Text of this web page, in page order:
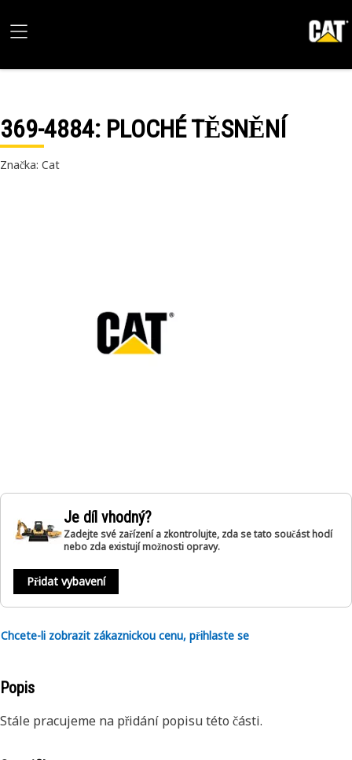
369-4884: PLOCHÉ TĚSNĚNÍ
Značka: Cat
Je díl vhodný?
Zadejte své zařízení a zkontrolujte, zda se tato součást hodí
nebo zda existují možnosti opravy.
Přidat vybavení
Chcete-li zobrazit zákaznickou cenu, přihlaste se
Popis
Stále pracujeme na přidání popisu této části.